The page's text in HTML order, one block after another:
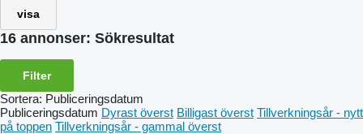
visa
16 annonser: Sökresultat
Filter
Sortera: Publiceringsdatum
Publiceringsdatum Dyrast överst Billigast överst Tillverkningsår - nytt
på toppen Tillverkningsår - gammal överst